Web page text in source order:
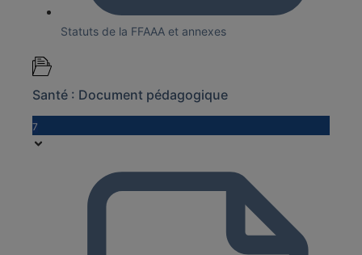
Statuts de la FFAAA et annexes
Santé : Document pédagogique
7